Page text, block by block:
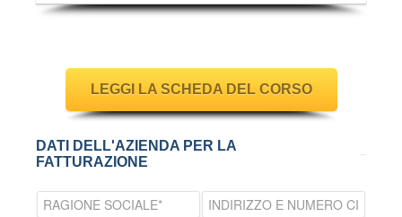
LEGGI LA SCHEDA DEL CORSO
DATI DELL'AZIENDA PER LA
FATTURAZIONE